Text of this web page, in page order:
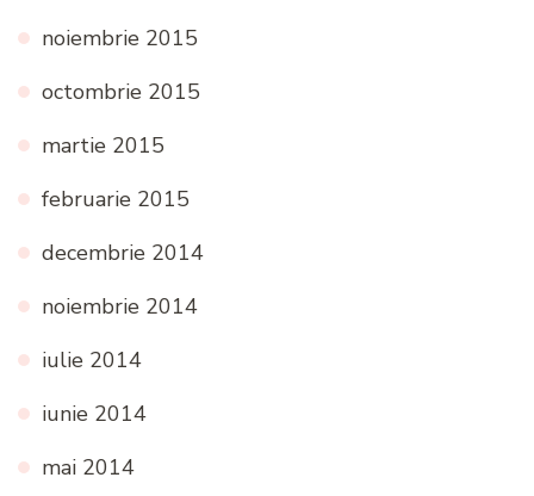
noiembrie 2015
octombrie 2015
martie 2015
februarie 2015
decembrie 2014
noiembrie 2014
iulie 2014
iunie 2014
mai 2014